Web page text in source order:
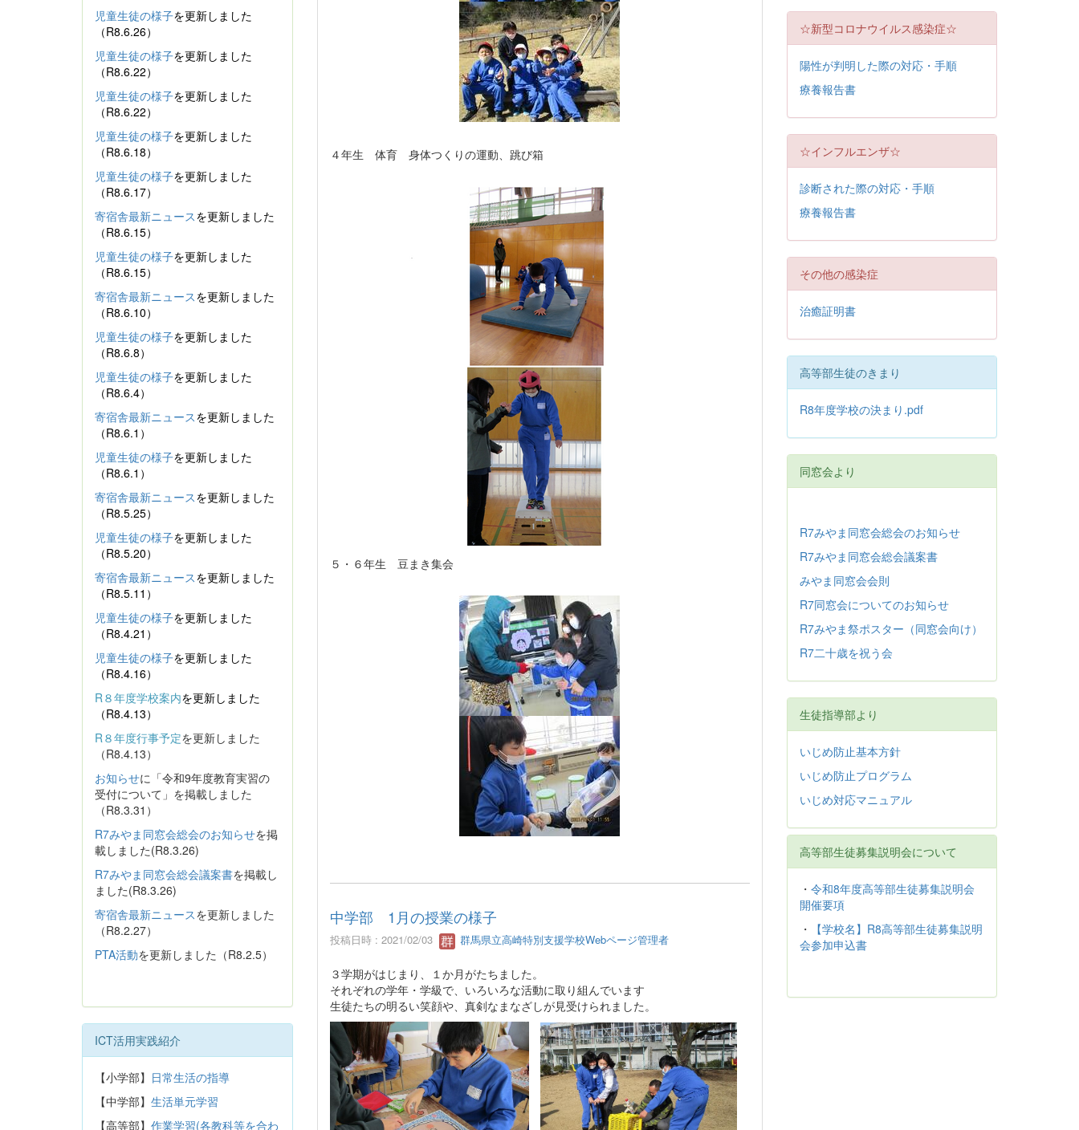
４年生 体育 身体つくりの運動、跳び箱
５・６年生 豆まき集会
中学部 1月の授業の様子
投稿日時 : 2021/02/03 群馬県立高崎特別支援学校Webページ管理者
３学期がはじまり、１か月がたちました。
それぞれの学年・学級で、いろいろな活動に取り組んでいます
生徒たちの明るい笑顔や、真剣なまなざしが見受けられました。
児童生徒の様子を更新しました
（R8.6.26）
児童生徒の様子を更新しました
（R8.6.22）
児童生徒の様子を更新しました
（R8.6.22）
児童生徒の様子を更新しました
（R8.6.18）
児童生徒の様子を更新しました
（R8.6.17）
寄宿舎最新ニュースを更新しました
（R8.6.15）
児童生徒の様子を更新しました
（R8.6.15）
寄宿舎最新ニュースを更新しました
（R8.6.10）
児童生徒の様子を更新しました
（R8.6.8）
児童生徒の様子を更新しました
（R8.6.4）
寄宿舎最新ニュースを更新しました
（R8.6.1）
児童生徒の様子を更新しました
（R8.6.1）
寄宿舎最新ニュースを更新しました
（R8.5.25）
児童生徒の様子を更新しました
（R8.5.20）
寄宿舎最新ニュースを更新しました
（R8.5.11）
児童生徒の様子を更新しました
（R8.4.21）
児童生徒の様子を更新しました
（R8.4.16）
R８年度学校案内を更新しました
（R8.4.13）
R８年度行事予定を更新しました
（R8.4.13）
お知らせに「令和9年度教育実習の
受付について」を掲載しました
（R8.3.31）
R7みやま同窓会総会のお知らせを掲
載しました(R8.3.26)
R7みやま同窓会総会議案書を掲載し
ました(R8.3.26)
寄宿舎最新ニュースを更新しました
（R8.2.27）
PTA活動を更新しました（R8.2.5）
ICT活用実践紹介
【小学部】 日常生活の指導
【中学部】 生活単元学習
【高等部】 作業学習(各教科等を合わ
☆新型コロナウイルス感染症☆
陽性が判明した際の対応・手順
療養報告書
☆インフルエンザ☆
診断された際の対応・手順
療養報告書
その他の感染症
治癒証明書
高等部生徒のきまり
R8年度学校の決まり.pdf
同窓会より
R7みやま同窓会総会のお知らせ
R7みやま同窓会総会議案書
みやま同窓会会則
R7同窓会についてのお知らせ
R7みやま祭ポスター（同窓会向け）
R7二十歳を祝う会
生徒指導部より
いじめ防止基本方針
いじめ防止プログラム
いじめ対応マニュアル
高等部生徒募集説明会について
・ 令和8年度高等部生徒募集説明会
開催要項
・
【学校名】R8高等部生徒募集説明
会参加申込書